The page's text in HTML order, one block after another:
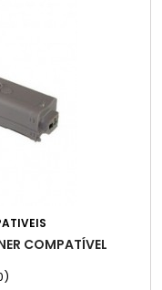
COMPATÍVEL